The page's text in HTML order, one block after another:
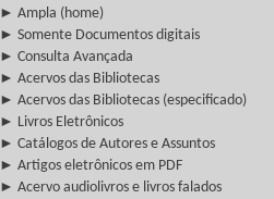
► Ampla (home)
► Somente Documentos digitais
► Consulta Avançada
► Acervos das Bibliotecas
► Acervos das Bibliotecas (especificado)
► Livros Eletrônicos
► Catálogos de Autores e Assuntos
► Artigos eletrônicos em PDF
► Acervo audiolivros e livros falados